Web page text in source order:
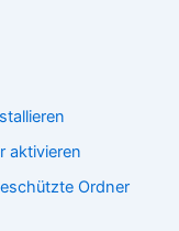
aktivieren
Ordner